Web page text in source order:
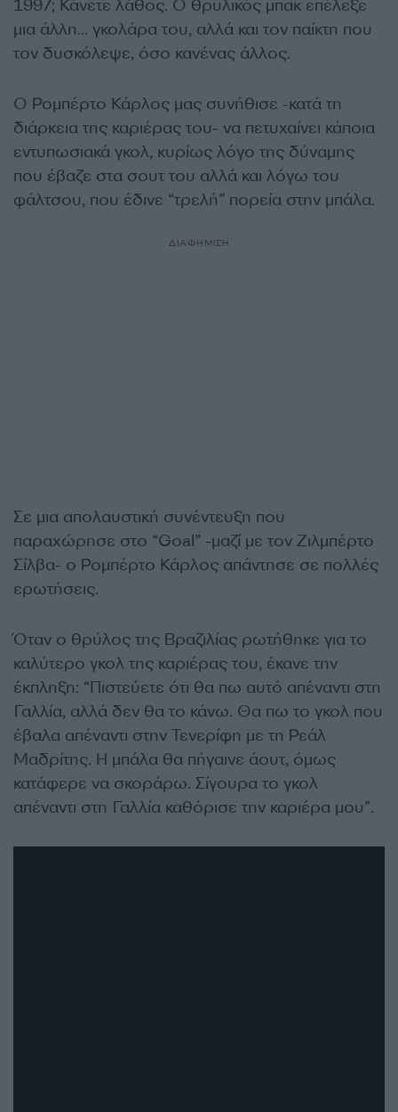
1997; Κάνετε λάθος. Ο θρυλικός μπακ επέλεξε
μια άλλη… γκολάρα του, αλλά και τον παίκτη που
τον δυσκόλεψε, όσο κανένας άλλος.
Ο Ρομπέρτο Κάρλος μας συνήθισε -κατά τη
διάρκεια της καριέρας του- να πετυχαίνει κάποια
εντυπωσιακά γκολ, κυρίως λόγο της δύναμης
που έβαζε στα σουτ του αλλά και λόγω του
φάλτσου, που έδινε “τρελή” πορεία στην μπάλα.
ΔΙΑΦΗΜΙΣΗ
Σε μια απολαυστική συνέντευξη που
παραχώρησε στο “Goal” -μαζί με τον Ζιλμπέρτο
Σίλβα- ο Ρομπέρτο Κάρλος απάντησε σε πολλές
ερωτήσεις.
Όταν ο θρύλος της Βραζιλίας ρωτήθηκε για το
καλύτερο γκολ της καριέρας του, έκανε την
έκπληξη: “Πιστεύετε ότι θα πω αυτό απέναντι στη
Γαλλία, αλλά δεν θα το κάνω. Θα πω το γκολ που
έβαλα απέναντι στην Τενερίφη με τη Ρεάλ
Μαδρίτης. Η μπάλα θα πήγαινε άουτ, όμως
κατάφερε να σκοράρω. Σίγουρα το γκολ
απέναντι στη Γαλλία καθόρισε την καριέρα μου”.